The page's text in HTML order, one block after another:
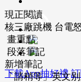
下載App抽好禮
現正閱讀
核三廠跳機 台電
畫重點
段落筆記
新增筆記
「請稍等」英文別